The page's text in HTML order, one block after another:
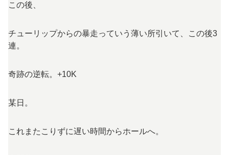
この後、
チューリップからの暴走っていう薄い所引いて、この後3
連。
奇跡の逆転。+10K
某日。
これまたこりずに遅い時間からホールへ。